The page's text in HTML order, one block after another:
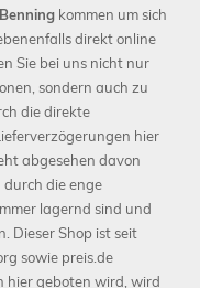
Benning kommen um sich
direkt online
Sie bei uns nicht nur
sondern auch zu
die direkte
hier
abgesehen davon
die enge
lagernd sind und
Dieser Shop ist seit
sowie preis.de
hier geboten wird, wird